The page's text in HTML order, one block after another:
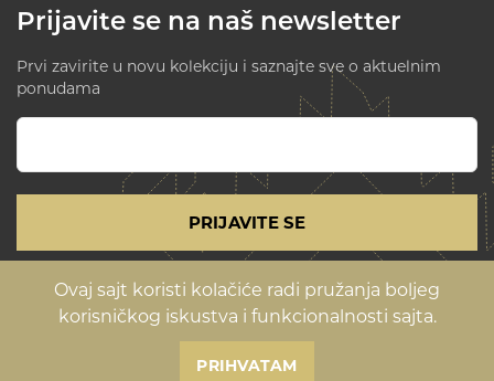
Prijavite se na naš newsletter
Prvi zavirite u novu kolekciju i saznajte sve o aktuelnim
ponudama
PRIJAVITE SE
©Copyright 2026 Magioni
Uslovi korišćenja i politika privatnosti
Ovaj sajt koristi kolačiće radi pružanja boljeg
korisničkog iskustva i funkcionalnosti sajta.
PRIHVATAM